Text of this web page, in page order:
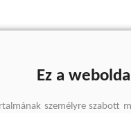
Ez a
személyre szabott